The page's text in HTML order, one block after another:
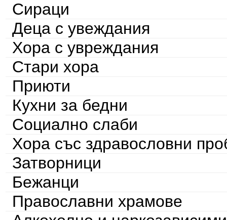
Сираци
Деца с увеждания
Хора с увреждания
Стари хора
Приюти
Кухни за бедни
Социално слаби
Хора със здравословни
Затворници
Бежанци
Православни храмове